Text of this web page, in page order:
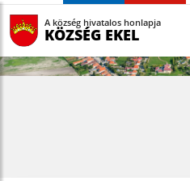
A község hivatalos honlapja
KÖZSÉG EKEL